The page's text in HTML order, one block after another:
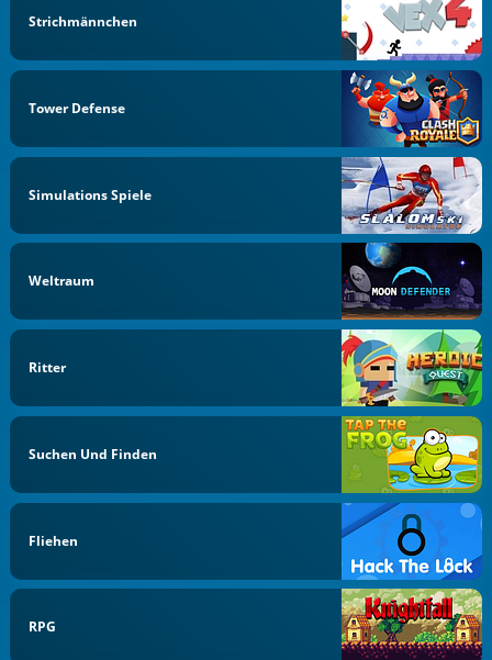
Strichmännchen
Tower Defense
Simulations Spiele
Weltraum
Ritter
Suchen Und Finden
Fliehen
RPG